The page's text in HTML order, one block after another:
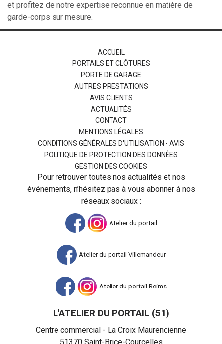
et profitez de notre expertise reconnue en matière de
garde-corps sur mesure.
ACCUEIL
PORTAILS ET CLÔTURES
PORTE DE GARAGE
AUTRES PRESTATIONS
AVIS CLIENTS
ACTUALITÉS
CONTACT
MENTIONS LÉGALES
CONDITIONS GÉNÉRALES D'UTILISATION - AVIS
POLITIQUE DE PROTECTION DES DONNÉES
GESTION DES COOKIES
Pour retrouver toutes nos actualités et nos
événements, n’hésitez pas à vous abonner à nos
réseaux sociaux :
Atelier du portail
Atelier du portail Villemandeur
Atelier du portail Reims
L'ATELIER DU PORTAIL (51)
Centre commercial - La Croix Maurencienne
51370 Saint-Brice-Courcelles